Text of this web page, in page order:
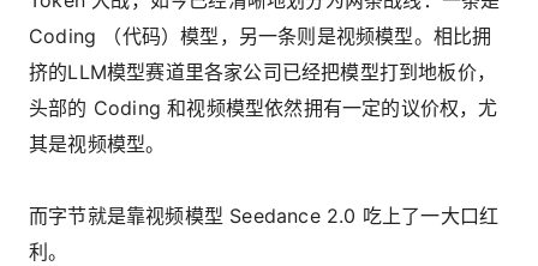
Coding （代码）模型，另一条则是视频模型。相比拥
挤的LLM模型赛道里各家公司已经把模型打到地板价，
头部的 Coding 和视频模型依然拥有一定的议价权，尤
其是视频模型。
而字节就是靠视频模型 Seedance 2.0 吃上了一大口红
利。